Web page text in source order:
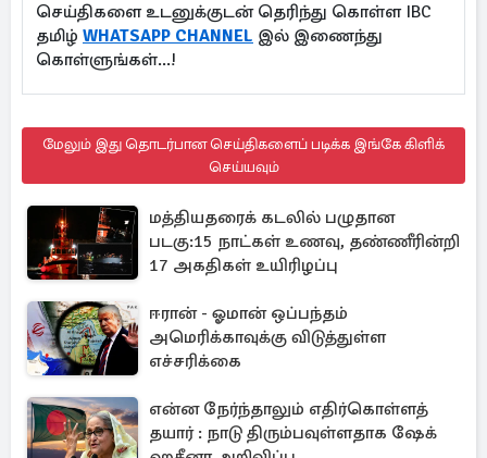
செய்திகளை உடனுக்குடன் தெரிந்து கொள்ள IBC
தமிழ் WHATSAPP CHANNEL இல் இணைந்து
கொள்ளுங்கள்...!
மேலும் இது தொடர்பான செய்திகளைப் படிக்க இங்கே கிளிக்
செய்யவும்
மத்தியதரைக் கடலில் பழுதான
படகு:15 நாட்கள் உணவு, தண்ணீரின்றி
17 அகதிகள் உயிரிழப்பு
ஈரான் - ஓமான் ஒப்பந்தம்
அமெரிக்காவுக்கு விடுத்துள்ள
எச்சரிக்கை
என்ன நேர்ந்தாலும் எதிர்கொள்ளத்
தயார் : நாடு திரும்பவுள்ளதாக ஷேக்